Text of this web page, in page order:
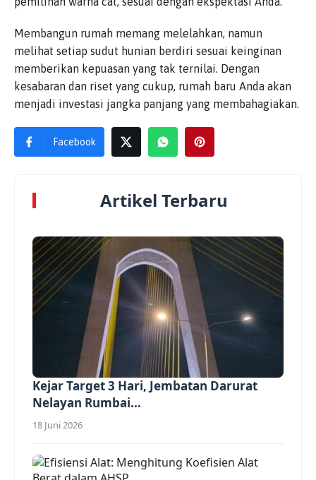
Membangun rumah memang melelahkan, namun
melihat setiap sudut hunian berdiri sesuai keinginan
memberikan kepuasan yang tak ternilai. Dengan
kesabaran dan riset yang cukup, rumah baru Anda akan
menjadi investasi jangka panjang yang membahagiakan.
Facebook
Artikel Terbaru
Kejar Target 3 Hari, Jembatan Darurat
Nelayan Rumbai...
18 Juni 2026